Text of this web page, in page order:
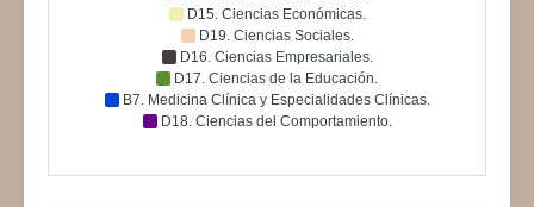
D15. Ciencias Económicas.
D19. Ciencias Sociales.
D16. Ciencias Empresariales.
D17. Ciencias de la Educación.
B7. Medicina Clínica y Especialidades Clínicas.
D18. Ciencias del Comportamiento.